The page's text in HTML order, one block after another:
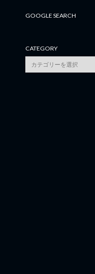
GOOGLE SEARCH
CATEGORY
category